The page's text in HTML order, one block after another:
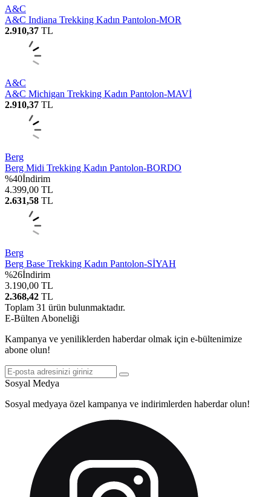
A&C
A&C Indiana Trekking Kadın Pantolon-MOR
2.910,37 TL
A&C
A&C Michigan Trekking Kadın Pantolon-MAVİ
2.910,37 TL
Berg
Berg Midi Trekking Kadın Pantolon-BORDO
%40İndirim
4.399,00 TL
2.631,58 TL
Berg
Berg Base Trekking Kadın Pantolon-SİYAH
%26İndirim
3.190,00 TL
2.368,42 TL
Toplam 31 ürün bulunmaktadır.
E-Bülten Aboneliği
Kampanya ve yeniliklerden haberdar olmak için e-bültenimize
abone olun!
Sosyal Medya
Sosyal medyaya özel kampanya ve indirimlerden haberdar olun!